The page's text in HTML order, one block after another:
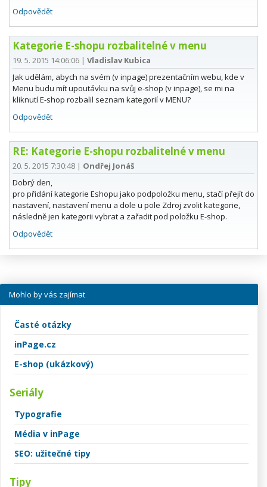
Odpovědět
Kategorie E-shopu rozbalitelné v menu
19. 5. 2015 14:06:06 | Vladislav Kubica
Jak udělám, abych na svém (v inpage) prezentačním webu, kde v
Menu budu mít upoutávku na svůj e-shop (v inpage), se mi na
kliknutí E-shop rozbalil seznam kategorií v MENU?
Odpovědět
RE: Kategorie E-shopu rozbalitelné v menu
20. 5. 2015 7:30:48 | Ondřej Jonáš
Dobrý den,
pro přidání kategorie Eshopu jako podpoložku menu, stačí přejít do
nastavení, nastavení menu a dole u pole Zdroj zvolit kategorie,
následně jen kategorii vybrat a zařadit pod položku E-shop.
Odpovědět
Mohlo by vás zajímat
Časté otázky
inPage.cz
E-shop (ukázkový)
Seriály
Typografie
Média v inPage
SEO: užitečné tipy
Tipy